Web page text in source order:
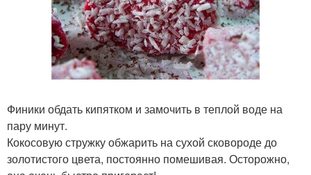
Финики обдать кипятком и замочить в теплой воде на
пару минут.
Кокосовую стружку обжарить на сухой сковороде до
золотистого цвета, постоянно помешивая. Осторожно,